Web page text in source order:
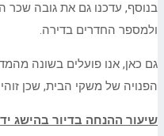
ולמספר החדרים בדירה.
גם כאן, אנו פועלים בשונה
הפנויה של משקי הבית, שכן
שיעור ההנחה בדיור בהישג